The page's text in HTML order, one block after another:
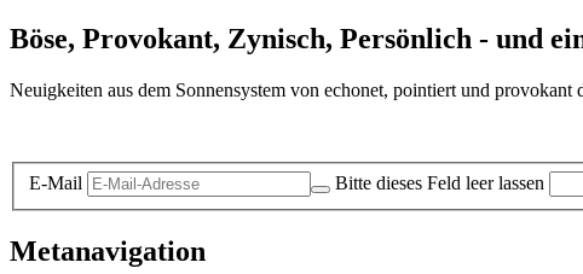
Böse, Provokant, Zynisch, Persönlich - und
Neuigkeiten aus dem Sonnensystem von echonet, pointiert und provokant
E-Mail Bitte dieses Feld leer lassen
Metanavigation